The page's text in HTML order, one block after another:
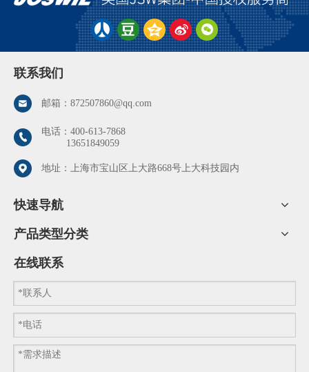
联系我们
邮箱： 872507860@qq.com
电话： 400-613-7868
13651849059
地址：上海市宝山区上大路668号上大科技园内
快速导航
产品类型分类
在线联系